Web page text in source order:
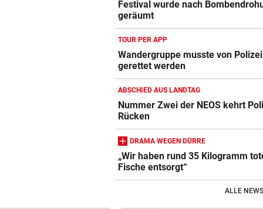
Festival wurde nach
geräumt
TOUR PER APP
Wandergruppe musste von Polizei
gerettet werden
ABSCHIED AUS LANDTAG
Nummer Zwei der NEOS kehrt
Rücken
DRAMA WEGEN DÜRRE
„Wir haben rund 35 Kilogramm
Fische entsorgt“
ALLE